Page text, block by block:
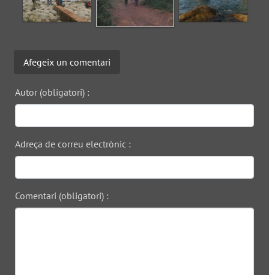
Afegeix un comentari
Autor (obligatori) :
Adreça de correu electrònic :
Comentari (obligatori) :